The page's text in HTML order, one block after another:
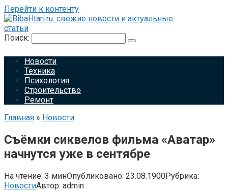
Перейти к контенту
Поиск:
Новости
Техника
Психология
Строительство
Ремонт
Главная » Новости
Съёмки сиквелов фильма «Аватар»
начнутся уже в сентябре
На чтение: 3 минОпубликовано: 23.08.1900Рубрика:
НовостиАвтор: admin